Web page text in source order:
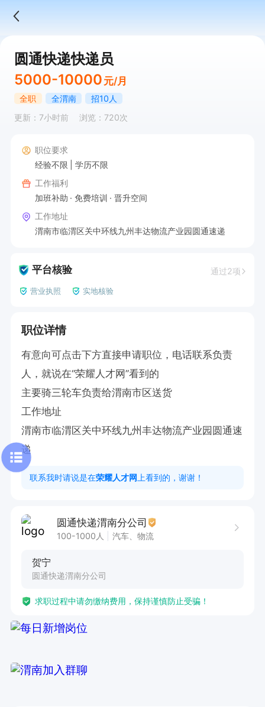
圆通快递快递员
5000-10000 元/月
全职 全渭南
招10人
更新：7小时前
浏览：720次
职位要求
经验不限
学历不限
工作福利
加班补助
免费培训
晋升空间
工作地址
渭南市临渭区关中环线九州丰达物流产业园圆通速递
平台核验 通过2项
营业执照 实地核验
职位详情
有意向可点击下方直接申请职位，电话联系负责
人，就说在“荣耀人才网”看到的
主要骑三轮车负责给渭南市区送货
工作地址
渭南市临渭区关中环线九州丰达物流产业园圆通速
递
联系我时请说是在荣耀人才网 上看到的，谢谢！
圆通快递渭南分公司
100-1000人 汽车、物流
贺宁
圆通快递渭南分公司
求职过程中请勿缴纳费用，保持谨慎防止受骗！